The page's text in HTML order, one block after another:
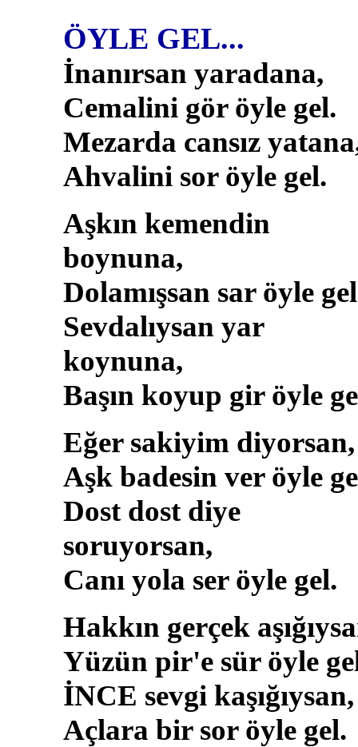
ÖYLE GEL...
İnanırsan yaradana,
Cemalini gör öyle gel.
Mezarda cansız
Ahvalini sor öyle gel.
Aşkın kemendin
boynuna,
Dolamışsan sar öyle
Sevdalıysan yar
koynuna,
Başın koyup gir öyle
Eğer sakiyim diyorsan,
Aşk badesin ver öyle
Dost dost diye
soruyorsan,
Canı yola ser öyle gel.
Hakkın gerçek
Yüzün pir'e sür öyle
İNCE sevgi kaşığıysan,
Açlara bir sor öyle gel.